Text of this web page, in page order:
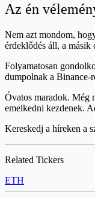
Az én
Nem azt mondom,
érdeklődés áll, a
Folyamatosan
dumpolnak a Binance-
Óvatos maradok. Még
emelkedni kezdenek.
Kereskedj a híreken a
Related Tickers
ETH